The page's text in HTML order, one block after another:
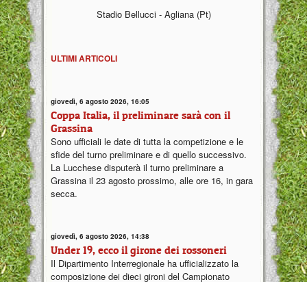
Stadio Bellucci - Agliana (Pt)
ULTIMI ARTICOLI
giovedì, 6 agosto 2026, 16:05
Coppa Italia, il preliminare sarà con il
Grassina
Sono ufficiali le date di tutta la competizione e le
sfide del turno preliminare e di quello successivo.
La Lucchese disputerà il turno preliminare a
Grassina il 23 agosto prossimo, alle ore 16, in gara
secca.
giovedì, 6 agosto 2026, 14:38
Under 19, ecco il girone dei rossoneri
Il Dipartimento Interregionale ha ufficializzato la
composizione dei dieci gironi del Campionato